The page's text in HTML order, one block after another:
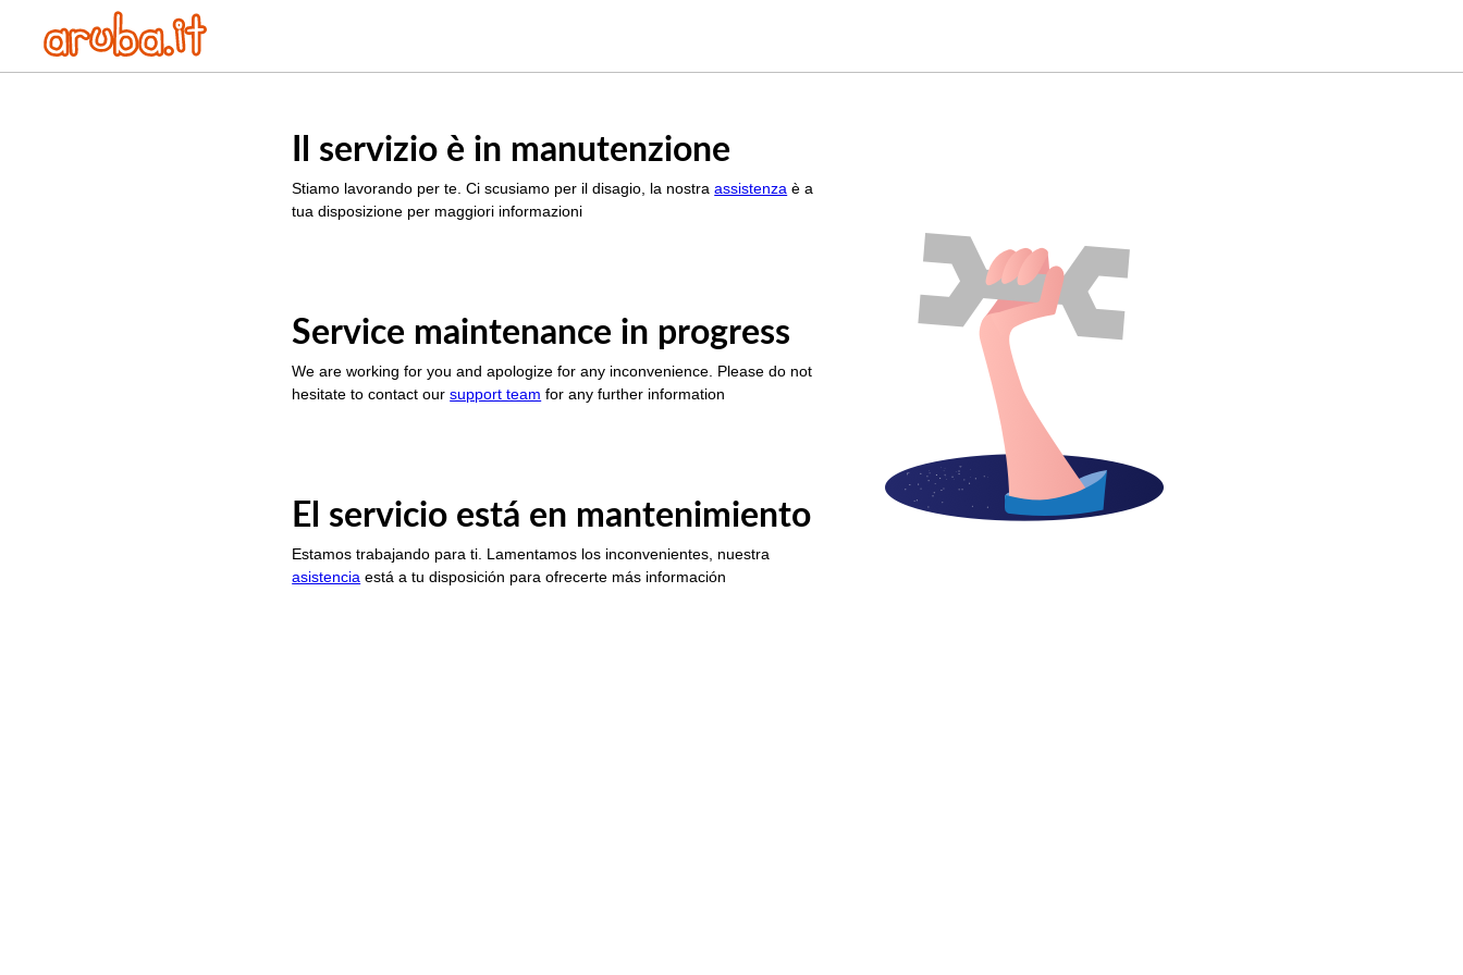
Il servizio è in manutenzione
Stiamo lavorando per te. Ci scusiamo per il disagio, la nostraassistenza è a
tua disposizione per maggiori informazioni
Service maintenance in progress
We are working for you and apologize for any inconvenience. Please do not
hesitate to contact oursupport team for any further information
El servicio está en mantenimiento
Estamos trabajando para ti. Lamentamos los inconvenientes, nuestra
asistencia está a tu disposición para ofrecerte más información